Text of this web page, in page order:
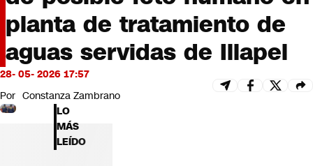
Servicios
Bits
CNN tiempo
Futuro 360
planta de tratamiento de
aguas servidas de Illapel
28- 05- 2026 17:57
Por Constanza Zambrano
LO
MÁS
LEÍDO